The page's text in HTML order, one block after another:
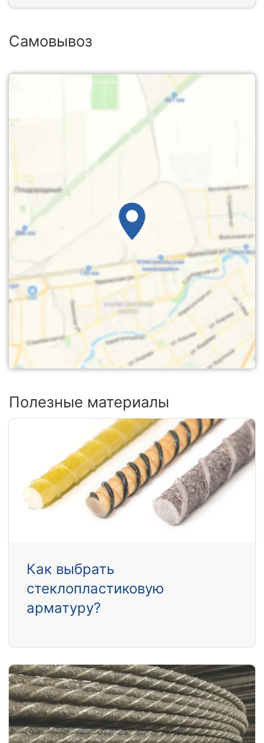
Самовывоз
Полезные материалы
Как выбрать
стеклопластиковую
арматуру?